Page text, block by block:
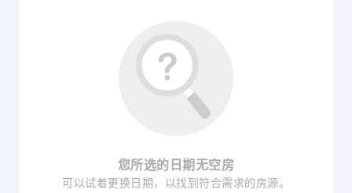
您所选的日期无空房
可以试着更换日期，以找到符合需求的房源。